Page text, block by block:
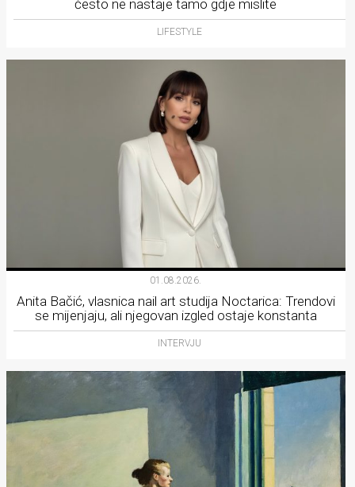
često ne nastaje tamo gdje mislite
LIFESTYLE
01.08.2026.
Anita Bačić, vlasnica nail art studija Noctarica: Trendovi
se mijenjaju, ali njegovan izgled ostaje konstanta
INTERVJU